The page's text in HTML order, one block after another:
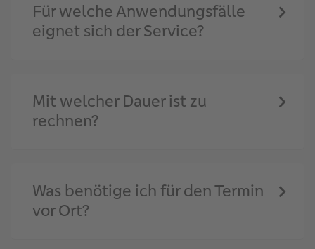
Für welche Anwendungsfälle
eignet sich der Service?
Mit welcher Dauer ist zu
rechnen?
Was benötige ich für den Termin
vor Ort?